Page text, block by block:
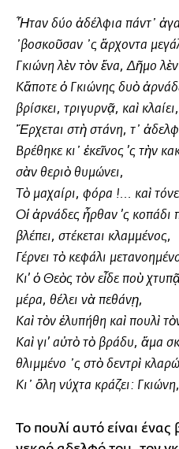
Ἦταν δύο ἀδέλφια πάντ᾿
᾿βοσκοῦσαν ᾿ς ἄρχοντα
Γκιώνη λὲν τὸν ἕνα, Δῆμο
Κἄποτε ὁ Γκιώνης δυὸ
βρίσκει, τριγυρνᾷ, καὶ κλαίει,
Ἔρχεται στὴ στάνη, τ᾿
Βρέθηκε κι᾿ ἐκεῖνος ’ς τὴν
σὰν θεριὸ θυμώνει,
Τὸ μαχαίρι, φόρα !... καὶ
Οἱ ἀρνάδες ἦρθαν ’ς κοπάδι
βλέπει, στέκεται κλαμμένος,
Γέρνει τὸ κεφάλι
Κι’ ὁ Θεὸς τὸν εἶδε ποὺ
μέρα, θέλει νὰ πεθάνῃ,
Καὶ τὸν ἐλυπήθη καὶ πουλὶ
Καὶ γι’ αὐτὸ τὸ βράδυ, ἅμα
θλιμμένο ᾿ς στὸ δεντρὶ
Κι᾿ ὅλη νύχτα κράζει:
Το πουλί αυτό είναι